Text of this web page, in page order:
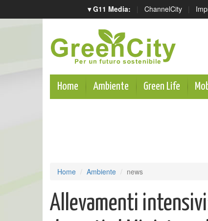
▾ G11 Media: | ChannelCity |
Home Ambiente Green Life
Home Ambiente news
Allevamenti